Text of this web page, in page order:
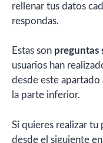
rellenar tus datos
respondas.
Estas son preguntas
usuarios han
desde este apartado
la parte inferior.
Si quieres realizar tu
desde el siguiente